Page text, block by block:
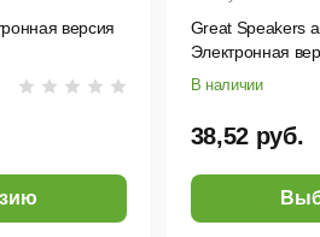
версия
Great Speakers
Электронная
В наличии
38,52 руб.